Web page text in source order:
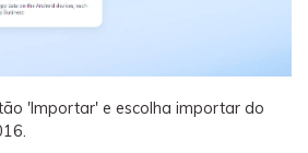
'Importar' e escolha importar do